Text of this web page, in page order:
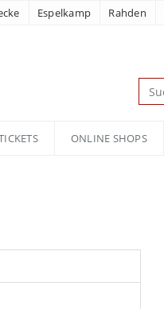
Espelkamp Rahden
ONLINE SHOPS